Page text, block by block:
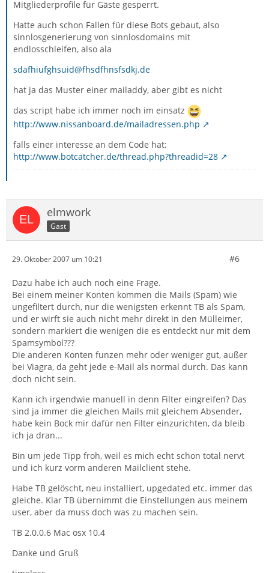
Mitgliederprofile für Gäste gesperrt.
Hatte auch schon Fallen für diese Bots gebaut, also
sinnlosgenerierung von sinnlosdomains mit
endlosschleifen, also ala
sdafhiufghsuid@fhsdfhnsfsdkj.de
hat ja das Muster einer mailaddy, aber gibt es nicht
das script habe ich immer noch im einsatz
http://www.nissanboard.de/mailadressen.php
falls einer interesse an dem Code hat:
http://www.botcatcher.de/thread.php?threadid=28
elmwork
Gast
29. Oktober 2007 um 10:21 #6
Dazu habe ich auch noch eine Frage.
Bei einem meiner Konten kommen die Mails (Spam) wie
ungefiltert durch, nur die wenigsten erkennt TB als Spam,
und er wirft sie auch nicht mehr direkt in den Mülleimer,
sondern markiert die wenigen die es entdeckt nur mit dem
Spamsymbol???
Die anderen Konten funzen mehr oder weniger gut, außer
bei Viagra, da geht jede e-Mail als normal durch. Das kann
doch nicht sein.
Kann ich irgendwie manuell in denn Filter eingreifen? Das
sind ja immer die gleichen Mails mit gleichem Absender,
habe kein Bock mir dafür nen Filter einzurichten, da bleib
ich ja dran...
Bin um jede Tipp froh, weil es mich echt schon total nervt
und ich kurz vorm anderen Mailclient stehe.
Habe TB gelöscht, neu installiert, upgedated etc. immer das
gleiche. Klar TB übernimmt die Einstellungen aus meinem
user, aber da muss doch was zu machen sein.
TB 2.0.0.6 Mac osx 10.4
Danke und Gruß